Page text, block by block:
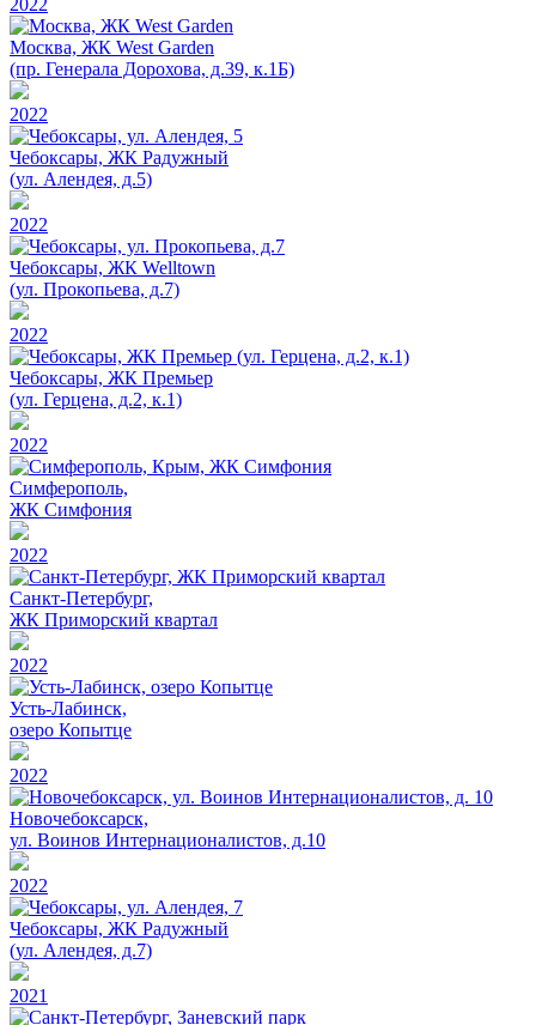
Москва, ЖК West Garden
(пр. Генерала Дорохова, д.39, к.1Б)
2022
Чебоксары, ЖК Радужный
(ул. Алендея, д.5)
2022
Чебоксары, ЖК Welltown
(ул. Прокопьева, д.7)
2022
Чебоксары, ЖК Премьер
(ул. Герцена, д.2, к.1)
2022
Симферополь,
ЖК Симфония
2022
Санкт-Петербург,
ЖК Приморский квартал
2022
Усть-Лабинск,
озеро Копытце
2022
Новочебоксарск,
ул. Воинов Интернационалистов, д.10
2022
Чебоксары, ЖК Радужный
(ул. Алендея, д.7)
2021